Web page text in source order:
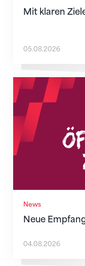
Mit klaren
05.08.2026
News
Neue
Neue
04.08.2026